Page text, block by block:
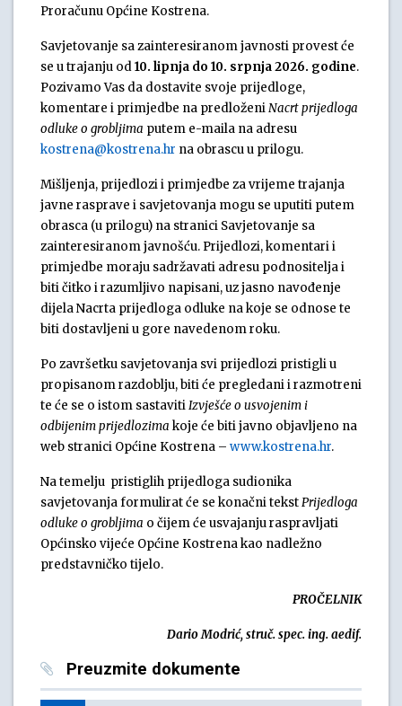
Proračunu Općine Kostrena.
Savjetovanje sa zainteresiranom javnosti provest će
se u trajanju od10. lipnja do 10. srpnja 2026. godine.
Pozivamo Vas da dostavite svoje prijedloge,
komentare i primjedbe na predloženiNacrt prijedloga
odluke o grobljima putem e-maila na adresu
kostrena@kostrena.hr na obrascu u prilogu.
Mišljenja, prijedlozi i primjedbe za vrijeme trajanja
javne rasprave i savjetovanja mogu se uputiti putem
obrasca (u prilogu) na stranici Savjetovanje sa
zainteresiranom javnošću. Prijedlozi, komentari i
primjedbe moraju sadržavati adresu podnositelja i
biti čitko i razumljivo napisani, uz jasno navođenje
dijela Nacrta prijedloga odluke na koje se odnose te
biti dostavljeni u gore navedenom roku.
Po završetku savjetovanja svi prijedlozi pristigli u
propisanom razdoblju, biti će pregledani i razmotreni
te će se o istom sastavitiIzvješće o usvojenim i
odbijenim prijedlozima koje će biti javno objavljeno na
web stranici Općine Kostrena – www.kostrena.hr.
Na temelju pristiglih prijedloga sudionika
savjetovanja formulirat će se konačni tekstPrijedloga
odluke o grobljima o čijem će usvajanju raspravljati
Općinsko vijeće Općine Kostrena kao nadležno
predstavničko tijelo.
PROČELNIK
Dario Modrić, struč. spec. ing. aedif.
Preuzmite dokumente